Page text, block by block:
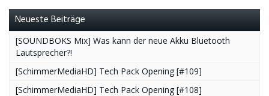
Neueste Beiträge
[SOUNDBOKS Mix] Was kann der neue Akku Bluetooth
Lautsprecher?!
[SchimmerMediaHD] Tech Pack Opening [#109]
[SchimmerMediaHD] Tech Pack Opening [#108]